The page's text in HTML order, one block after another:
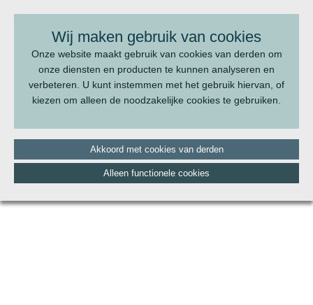
Wij maken gebruik van cookies
Onze website maakt gebruik van cookies van derden om
onze diensten en producten te kunnen analyseren en
verbeteren. U kunt instemmen met het gebruik hiervan, of
kiezen om alleen de noodzakelijke cookies te gebruiken.
Akkoord met cookies van derden
Alleen functionele cookies
BEL ONS:070 - 322 20 22